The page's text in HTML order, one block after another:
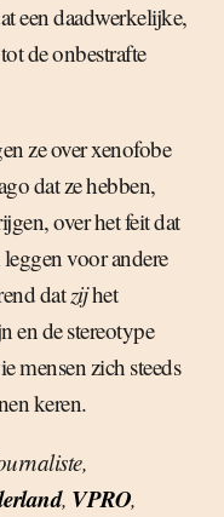
een daadwerkelijke,
de onbestrafte
ze over xenofobe
dat ze hebben,
over het feit dat
voor andere
datzijhet
en de stereotype
mensen zich steeds
keren.
, VPRO,